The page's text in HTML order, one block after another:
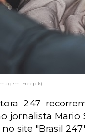
Freepik)
247
jornalista
site "Brasil